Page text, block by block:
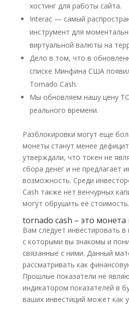
хостинг для работы сайта.
Interac — самый
инструмент для
виртуальной валюты на
Дело в том, что в
списке Минфина США
Tornado Cash.
Мы обновляем нашу цену
реального времени.
Разблокировки могут еще
монеты станут менее
утверждали, что токен не
сбора денег и не предлагает
возможность. Среди
Cash также нет венчурных
могут обрушить ее стоимость.
tornado cash – это монета
Вам следует инвестировать
с которыми вы знакомы и
связанные с ними. Данный
рассматривать как
Прошлые показатели не
индикатором показателей в
ваших инвестиций может как